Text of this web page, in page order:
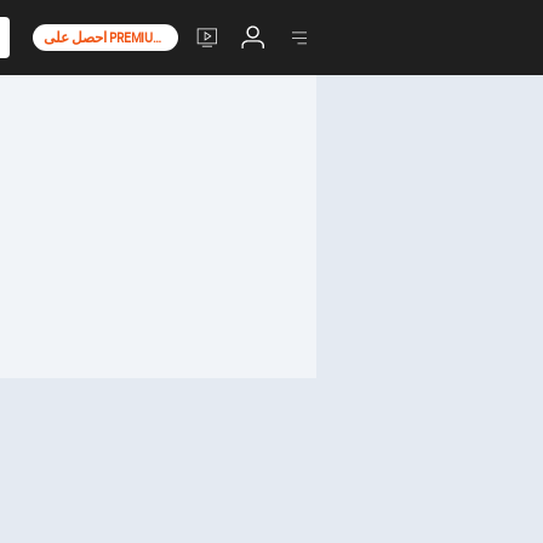
احصل على PREMIUM+